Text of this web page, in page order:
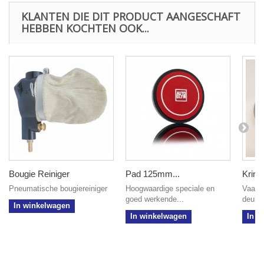
KLANTEN DIE DIT PRODUCT AANGESCHAFT
HEBBEN KOCHTEN OOK...
Bougie Reiniger
Pneumatische bougiereiniger
In winkelwagen
Pad 125mm...
Hoogwaardige speciale en
goed werkende...
In winkelwagen
Vaak
In